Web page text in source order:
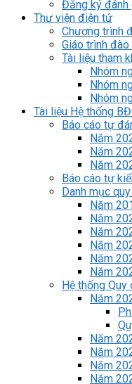
Đăng ký đánh
Thư viện điện tử
Chương trình
Giáo trình
Tài liệu tham
Nhóm
Nhóm
Nhóm
Tài liệu Hệ thống
Báo cáo tự
Năm
Năm
Năm
Báo cáo tự
Danh mục
Năm
Năm
Năm
Năm
Năm
Năm
Hệ thống Quy
Năm
Năm
Năm
Năm
Năm